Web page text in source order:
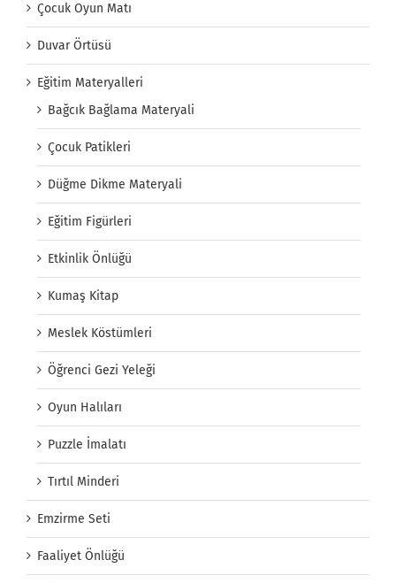
Çocuk Oyun Matı
Duvar Örtüsü
Eğitim Materyalleri
Bağcık Bağlama Materyali
Çocuk Patikleri
Düğme Dikme Materyali
Eğitim Figürleri
Etkinlik Önlüğü
Kumaş Kitap
Meslek Köstümleri
Öğrenci Gezi Yeleği
Oyun Halıları
Puzzle İmalatı
Tırtıl Minderi
Emzirme Seti
Faaliyet Önlüğü